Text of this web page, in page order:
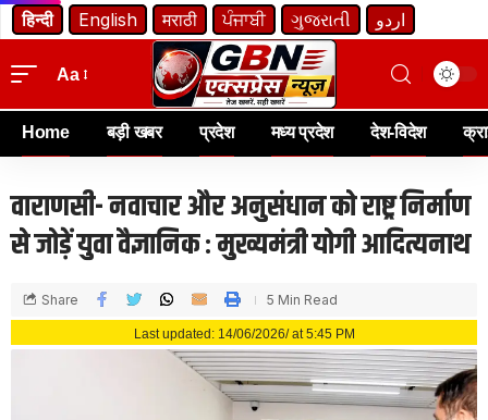
हिन्दी English मराठी ਪੰਜਾਬੀ ગુજરાતી اردو
Aa
Home बड़ी खबर प्रदेश मध्य प्रदेश देश-विदेश
वाराणसी- नवाचार और अनुसंधान को राष्ट्र निर्माण
से जोड़ें युवा वैज्ञानिक : मुख्यमंत्री योगी आदित्यनाथ
Last updated: 14/06/2026/ at 5:45 PM
Share 5 Min Read